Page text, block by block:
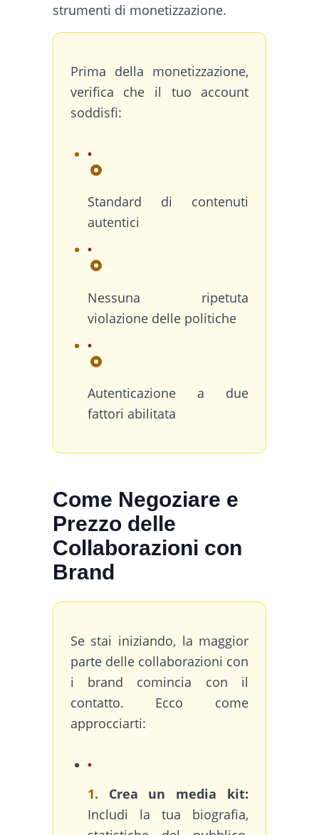
strumenti di monetizzazione.
Prima della monetizzazione,
verifica che il tuo account
soddisfi:
Standard di contenuti
autentici
Nessuna ripetuta
violazione delle politiche
Autenticazione a due
fattori abilitata
Come Negoziare e
Prezzo delle
Collaborazioni con
Brand
Se stai iniziando, la maggior
parte delle collaborazioni con
i brand comincia con il
contatto. Ecco come
approcciarti:
1. Crea un media kit:
Includi la tua biografia,